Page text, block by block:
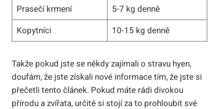
Prasečí krmení
5-7 kg denně
Kopytníci
10-15 kg denně
Takže pokud jste se někdy zajímali o stravu hyen,
doufám, že jste získali nové informace tím, že jste si
přečetli tento článek. Pokud máte rádi divokou
přírodu a zvířata, určitě si stojí za to prohloubit své